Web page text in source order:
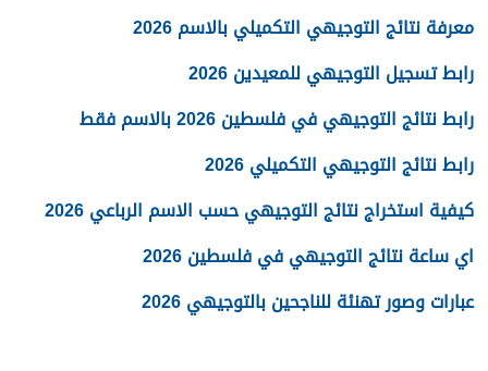
معرفة نتائج التوجيهي التكميلي بالاسم 2026
رابط تسجيل التوجيهي للمعيدين 2026
رابط نتائج التوجيهي في فلسطين 2026 بالاسم فقط
رابط نتائج التوجيهي التكميلي 2026
كيفية استخراج نتائج التوجيهي حسب الاسم الرباعي 2026
اي ساعة نتائج التوجيهي في فلسطين 2026
عبارات وصور تهنئة للناجحين بالتوجيهي 2026